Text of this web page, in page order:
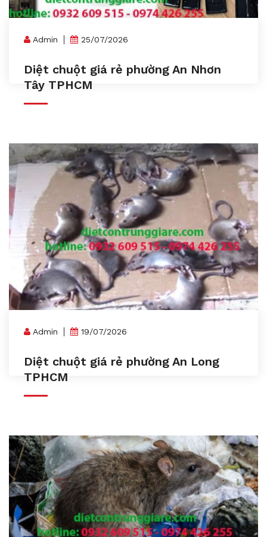
Admin 25/07/2026
Diệt chuột giá rẻ phường An Nhơn
Tây TPHCM
Admin 19/07/2026
Diệt chuột giá rẻ phường An Long
TPHCM